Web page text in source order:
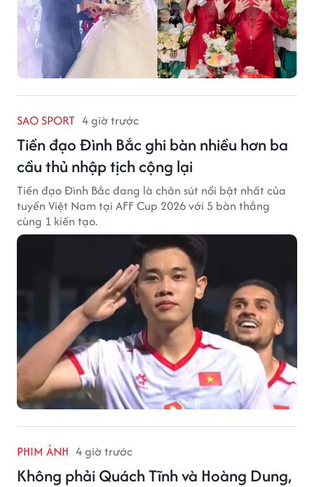
SAO SPORT 4 giờ trước
Tiền đạo Đình Bắc ghi bàn nhiều hơn ba
cầu thủ nhập tịch cộng lại
Tiền đạo Đình Bắc đang là chân sút nổi bật nhất của
tuyển Việt Nam tại AFF Cup 2026 với 5 bàn thắng
cùng 1 kiến tạo.
PHIM ẢNH 4 giờ trước
Không phải Quách Tĩnh và Hoàng Dung,